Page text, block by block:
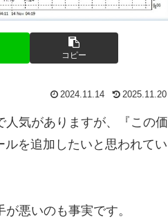
コピー
2024.11.14 2025.11.20
気がありますが、『この価
を追加したいと思われてい
悪いのも事実です。